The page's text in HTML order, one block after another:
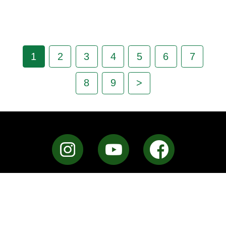
1 2 3 4 5 6 7
8 9 >